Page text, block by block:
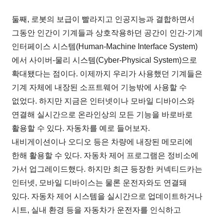
둘째, 로봇의 보급이 빨라지고 인공지능과 결합하면서
그동안 인간이 기계들과 상호작용하던 공간이 인간-기계
인터페이스 시스템(Human-Machine Interface System)
에서 사이버-물리 시스템(Cyber-Physical System)으로
확대됐다는 점이다. 이제까지 우리가 사용했던 기계들은
기계 자체에 내장된 소프트웨어 기능밖에 사용할 수
없었다. 하지만 지금은 인터넷이나 모바일 디바이스와
연결해 실시간으로 온라인상의 모든 기능을 바로바로
활용할 수 있다. 자동차를 예로 들어보자.
내비게이션이나 오디오 등은 차량에 내장된 메모리에
한해 활용할 수 있다. 자동차 제어 프로그램은 정비소에
가서 업그레이드했다. 하지만 최근 등장한 커넥티드카는
인터넷, 모바일 디바이스는 물론 운전자와도 연결돼
있다. 자동차 제어 시스템을 실시간으로 업데이트하거나
시트, 실내 환경 등을 자동차가 운전자를 인식하고